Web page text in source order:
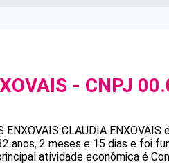
- CNPJ
ENXOVAIS CLAUDIA ENXOVAIS
anos, 2 meses e 15 dias e foi
atividade econômica é